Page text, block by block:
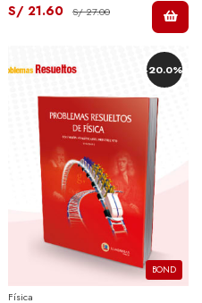
S/ 21.60
S/ 27.00
-20.0%
BOND
Física